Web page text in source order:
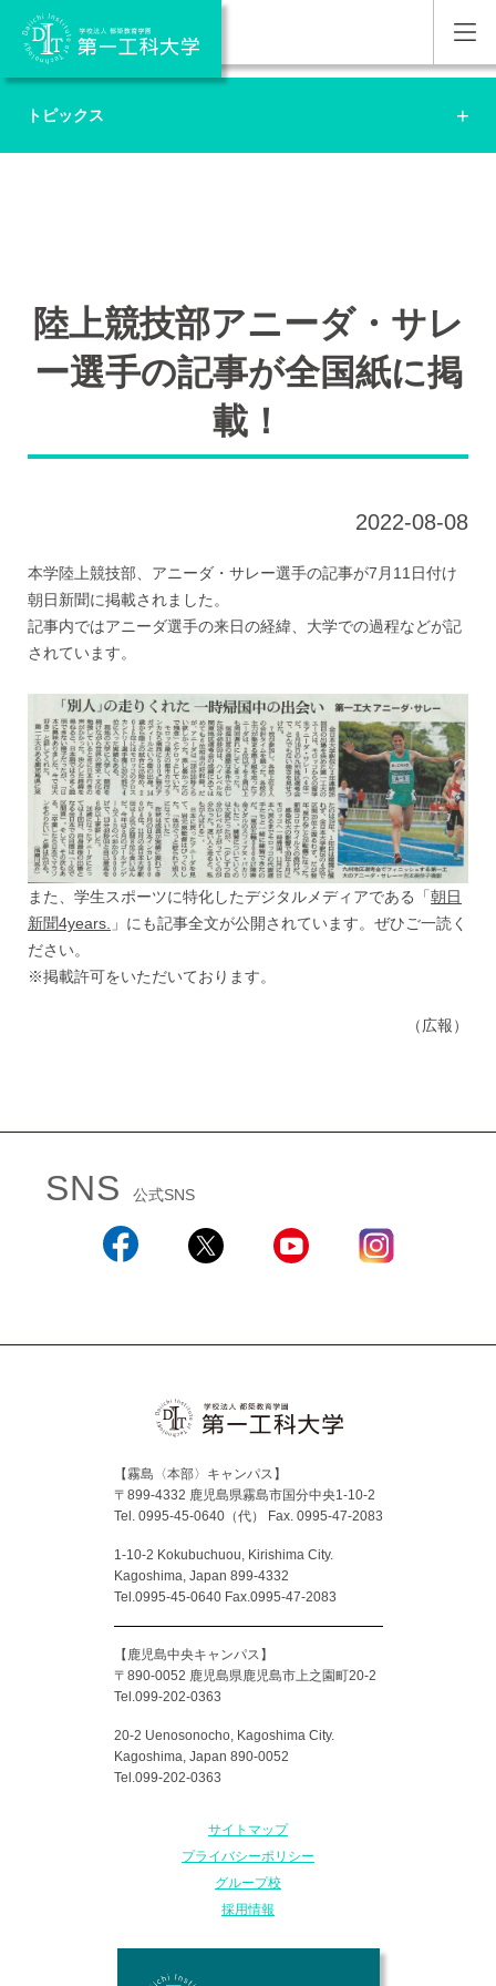
トピックス
陸上競技部アニーダ・サレ
ー選手の記事が全国紙に掲
載！
2022-08-08
本学陸上競技部、アニーダ・サレー選手の記事が7月11日付け
朝日新聞に掲載されました。
記事内ではアニーダ選手の来日の経緯、大学での過程などが記
されています。
また、学生スポーツに特化したデジタルメディアである「朝日
新聞4years. 」にも記事全文が公開されています。ぜひご一読く
ださい。
※掲載許可をいただいております。
（広報）
SNS 公式SNS
【霧島〈本部〉キャンパス】
〒899-4332 鹿児島県霧島市国分中央1-10-2
Tel. 0995-45-0640（代）
Fax. 0995-47-2083
1-10-2 Kokubuchuou, Kirishima City.
Kagoshima, Japan 899-4332
Tel.0995-45-0640 Fax.0995-47-2083
【鹿児島中央キャンパス】
〒890-0052 鹿児島県鹿児島市上之園町20-2
Tel.099-202-0363
20-2 Uenosonocho, Kagoshima City.
Kagoshima, Japan 890-0052
Tel.099-202-0363
サイトマップ
プライバシーポリシー
グループ校
採用情報